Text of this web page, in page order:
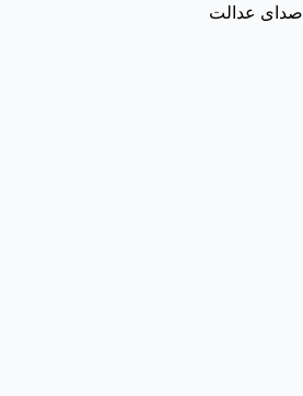
صدای عدالت